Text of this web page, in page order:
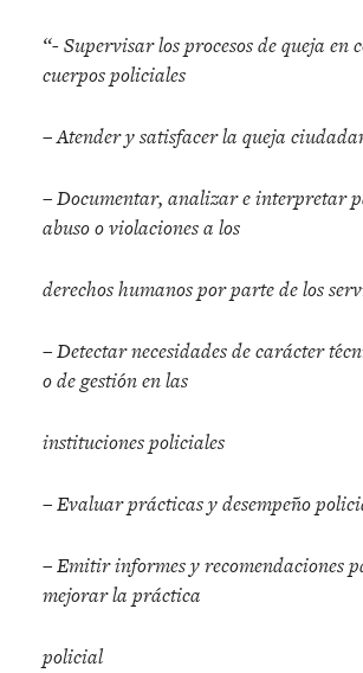
“- Supervisar los procesos de queja en
cuerpos policiales
– Atender y satisfacer la queja
– Documentar, analizar e interpretar
abuso o violaciones a los
derechos humanos por parte de los
– Detectar necesidades de caracter te
o de gestion en las
instituciones policiales
– Evaluar practicas y desempeno
– Emitir informes y recomendaciones
mejorar la practica
policial